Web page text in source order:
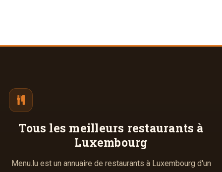
Tous les meilleurs restaurants à
Luxembourg
Menu.lu est un annuaire de restaurants à Luxembourg d'un